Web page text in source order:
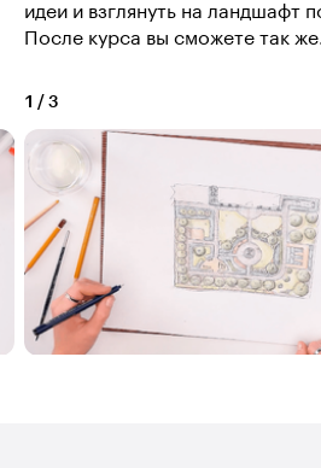
идеи и взглянуть на ландшафт
После курса вы сможете так
1 / 3